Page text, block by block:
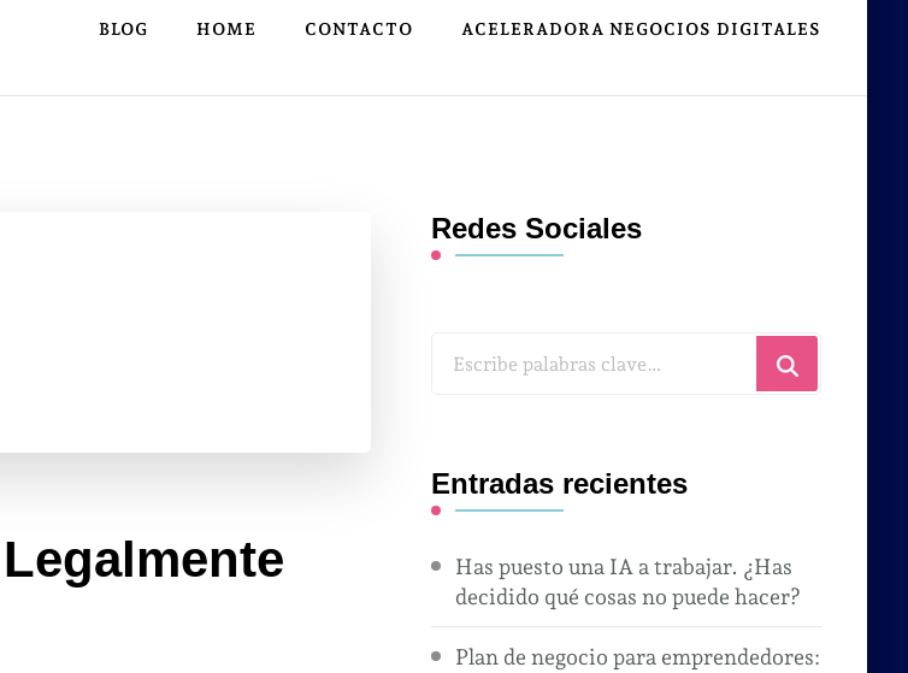
BLOG HOME CONTACTO ACELERADORA NEGOCIOS DIGITALES
Redes Sociales
¿Buscas
Entradas recientes
Has puesto una IA a trabajar. ¿Has
decidido qué cosas no puede hacer?
Plan de negocio para emprendedores: